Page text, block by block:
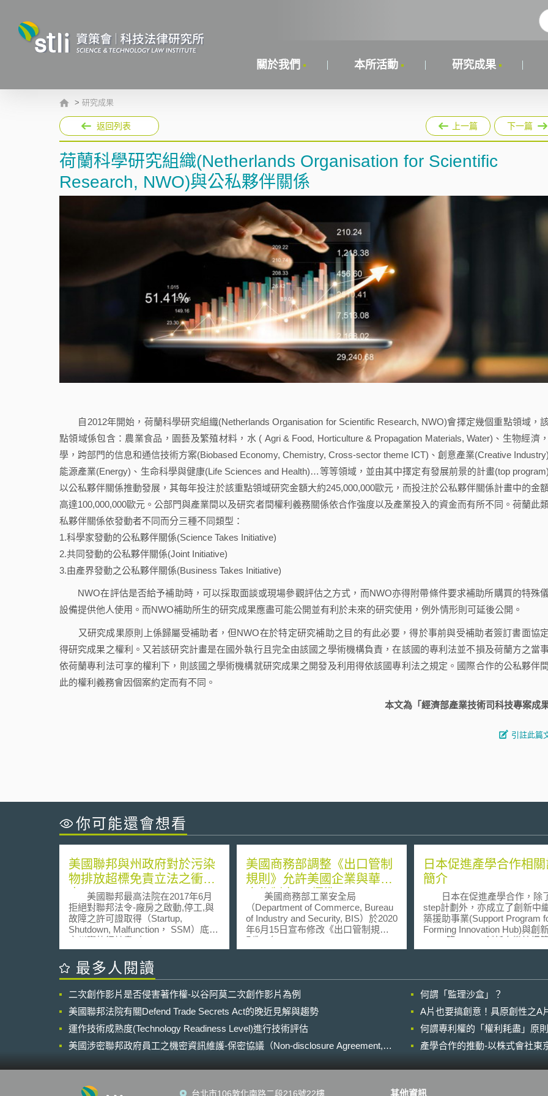
關於我們 本所活動 研究成果
> 研究成果
返回列表 上一篇 下一篇
荷蘭科學研究組織(Netherlands Organisation for Scientific
Research, NWO)與公私夥伴關係
自2012年開始，荷蘭科學研究組織(Netherlands Organisation for Scientific Research, NWO)會擇定幾個重點領域，
點領域係包含：農業食品，園藝及繁殖材料，水 ( Agri & Food, Horticulture & Propagation Materials, Water)、生物經濟
學，跨部門的信息和通信技術方案(Biobased Economy, Chemistry, Cross-sector theme ICT)、創意產業(Creative
能源產業(Energy)、生命科學與健康(Life Sciences and Health)…等等領域，並由其中擇定有發展前景的計畫(top program)
以公私夥伴關係推動發展，其每年投注於該重點領域研究金額大約245,000,000歐元，而投注於公私夥伴關係計畫中的金
高達100,000,000歐元。公部門與產業間以及研究者間權利義務關係依合作強度以及產業投入的資金而有所不同。荷蘭此
私夥伴關係依發動者不同而分三種不同類型：
1.科學家發動的公私夥伴關係(Science Takes Initiative)
2.共同發動的公私夥伴關係(Joint Initiative)
3.由產界發動之公私夥伴關係(Business Takes Initiative)
NWO在評估是否給予補助時，可以採取面談或現場參觀評估之方式，而NWO亦得附帶條件要求補助所購買的特殊
設備提供他人使用。而NWO補助所生的研究成果應盡可能公開並有利於未來的研究使用，例外情形則可延後公開。
又研究成果原則上係歸屬受補助者，但NWO在於特定研究補助之目的有此必要，得於事前與受補助者簽訂書面協
得研究成果之權利。又若該研究計畫是在國外執行且完全由該國之學術機構負責，在該國的專利法並不損及荷蘭方之當
依荷蘭專利法可享的權利下，則該國之學術機構就研究成果之開發及利用得依該國專利法之規定。國際合作的公私夥伴
此的權利義務會因個案約定而有不同。
本文為「經濟部產業技術司科技專案成果
引註此篇
你可能還會想看
美國聯邦與州政府對於污染
物排放超標免責立法之衝
突。
美國聯邦最高法院在2017年6月
拒絕對聯邦法令-廠房之啟動,停工,與
故障之許可證取得（Startup,
Shutdown, Malfunction， SSM）底下
之州際執行計畫（State
Implementation Plans，SIPs）免責條
款的上訴聽案，即各州對於SSM的污
染物超標限制，無權力訂定免責條
所有者或營運者需對於初始營運、日
後關閉、中間故障等作業程序與維護
措施做成報告以獲得並定期更新營業
許可證，報告中需對於預測與計畫中
的污染物排放與災難可能做說明，並
以遵守聯邦法規對污染物排放相關規
邦法規（Code of Federal
Regulation）以及空氣清潔法案（The
美國商務部調整《出口管制
規則》允許美國企業與華為
合作制定5G標準
美國商務部工業安全局
（Department of Commerce, Bureau
of Industry and Security, BIS）於2020
年6月15日宣布修改《出口管制規
則》（Export Administration
Regulations, EAR），調整美國企業
基礎，企業在標準制定的參與和領導
力，將同步影響5G、自動駕駛、AI及
其他尖端技術的未來發展；美國為鞏
固全球創新領導地位，積極倡導國內
產業參與標準制定成為國際標準，保
護國家安全與外交政策利益。雖然華
在重大國家安全風險，被美國商務部
日本促進產學合作相
簡介
日本在促進產學合作，除
step計劃外，亦成立了創新中
築援助事業(Support Program
Forming Innovation Hub)與創
(COI)等。 創新中繼站構築援助
事業，由JST協助國立研發法
JST與國立研發法人一同合作。
負責召集人才、評定人才並進
援助、技術調查與分析。國立
人則提供人才培育及交流所需
(例如：機具設備的整修與提供
研究開發等等)。 創新中心(COI)
人口結構，再根據未來社會可
最多人閱讀
二次創作影片是否侵害著作權-以谷阿莫二次創作影片為例
何謂「監理沙盒」？
美國聯邦法院有關Defend Trade Secrets Act的晚近見解與趨勢
A片也要搞創意！具原創性之A
運作技術成熟度(Technology Readiness Level)進行技術評估
何謂專利權的「權利耗盡」原
美國涉密聯邦政府員工之機密資訊維護-保密協議（Non-disclosure Agreement,
產學合作的推動-以株式會社東
台北市106敦化南路二段216號22樓 其他資訊